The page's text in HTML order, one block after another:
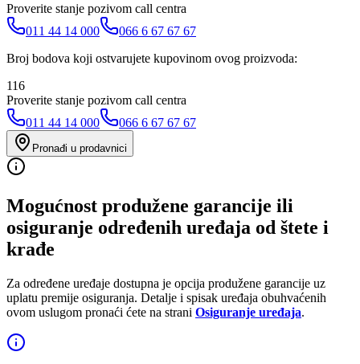
Proverite stanje pozivom call centra
011 44 14 000
066 6 67 67 67
Broj bodova koji ostvarujete kupovinom ovog proizvoda:
116
Proverite stanje pozivom call centra
011 44 14 000
066 6 67 67 67
Pronađi u prodavnici
Mogućnost produžene garancije ili
osiguranje određenih uređaja od štete i
krađe
Za određene uređaje dostupna je opcija produžene garancije uz
uplatu premije osiguranja. Detalje i spisak uređaja obuhvaćenih
ovom uslugom pronaći ćete na strani Osiguranje uređaja.